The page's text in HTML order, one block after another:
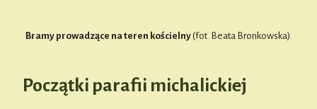
Bramy prowadzące na teren kościelny(fot. Beata Bronkowska).
Początki parafii michalickiej